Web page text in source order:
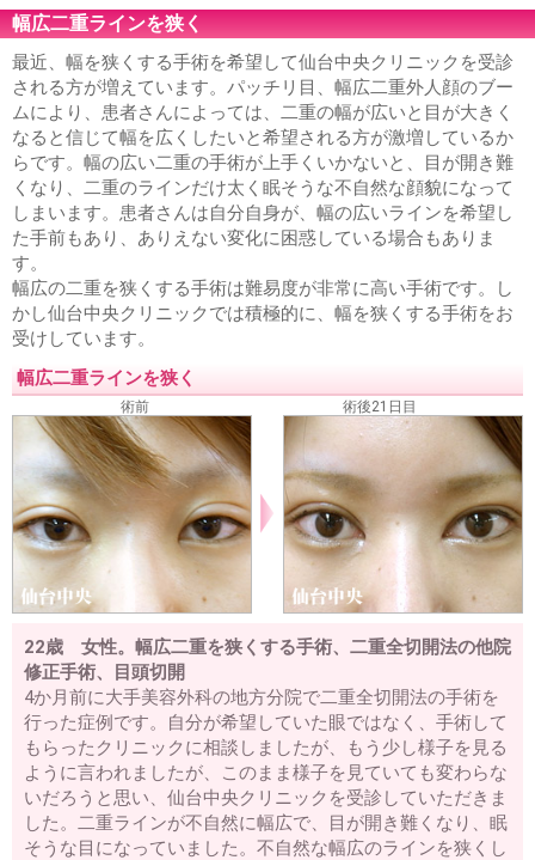
ラインを出す
割れアゴ修正 アゴ梅干し あご削り
顎の
短縮・短くしたい
る
下顎の突出 顎が大きい しゃくれ顔の修正
下顔面・
中顔面の短縮
エラ削り・エラ骨切り エラが大きい
エラ
を小さくしたい
顔が大きい 口元をハッキリさせたい
唇縮小
たらこ唇 ぽってり唇 アヒル口 ガミースマイル
若返り
フェイスリフト
ネックリフト 目元の若返り
ゴルゴ線を
消したい
顔のたるみ 男性の若返り
脂肪吸引
顔、首の脂肪吸引
ホホ、アゴの脂肪吸引
顔のラインをシ
ャープに
顔痩せ・顔太り 二重顎を治したい
二の腕の脂
肪吸引
耳の美容整形
耳たぶが切れた
難易度の高い美容整形
カミングアウト整形
アイドル顔整形
フルカスタム整形
可愛くなりたい
綺麗になりたい
整形したのに変わらない
お任せ美容整形
整形シンデレラ 美人になりたい
薄毛治療
薄毛治療
ハーグ療法 男性の薄毛治療
腋臭多汗症治療
再発しない腋臭多汗症
他院修正
幅広二重ラインを狭く
目頭切開失敗
二重ラインのねじれ
脂肪取り二重失敗
不自然な二重ライン
切開法で目が開き
難くなった
二重切開法の修正時期
二重切開法後の左右差
二重繰り返し修正
整形顔修正
眼瞼下垂失敗による左右差
二重が取れた・元に戻った
三重まぶたを二重にする
予定
外重瞼線・予定外線の修正
埋没法失敗 挙筋法失敗
埋没
法後の眠そうな二重
二重の腫れを取る方法
二重整形後の
幅広二重ラインを狭く
最近、幅を狭くする手術を希望して仙台中央クリニックを受診
される方が増えています。パッチリ目、幅広二重外人顔のブー
ムにより、患者さんによっては、二重の幅が広いと目が大きく
なると信じて幅を広くしたいと希望される方が激増しているか
らです。幅の広い二重の手術が上手くいかないと、目が開き難
くなり、二重のラインだけ太く眠そうな不自然な顔貌になって
しまいます。患者さんは自分自身が、幅の広いラインを希望し
た手前もあり、ありえない変化に困惑している場合もありま
す。
幅広の二重を狭くする手術は難易度が非常に高い手術です。し
かし仙台中央クリニックでは積極的に、幅を狭くする手術をお
受けしています。
幅広二重ラインを狭く
術前 術後21日目
22歳 女性。幅広二重を狭くする手術、二重全切開法の他院
修正手術、目頭切開
4か月前に大手美容外科の地方分院で二重全切開法の手術を
行った症例です。自分が希望していた眼ではなく、手術して
もらったクリニックに相談しましたが、もう少し様子を見る
ように言われましたが、このまま様子を見ていても変わらな
いだろうと思い、仙台中央クリニックを受診していただきま
した。二重ラインが不自然に幅広で、目が開き難くなり、眠
そうな目になっていました。不自然な幅広のラインを狭くし